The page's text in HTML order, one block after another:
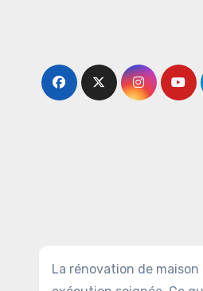
La rénovation de